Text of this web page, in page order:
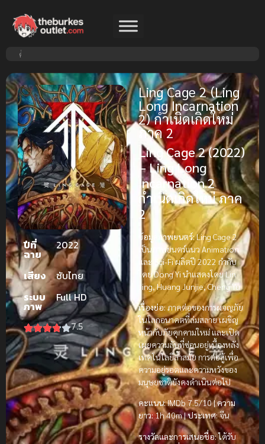
ปีที่
ฉาย
2022
เสียง
ซับไทย
ระบบ
ภาพ
Full HD
7.5
Ling Cage 2 (Ling
Long Incarnation
2) กำเนิดเกิดใหม่
ภาค 2
Ling Cage 2 (2022)
– Ling Long
Incarnation 2
กำเนิดเกิดใหม่ ภาค
2
ข้อมูลภาพยนตร์:Ling Cage 2
เป็นภาพยนตร์แนว Animation
และ Sci-Fi ผลิตปี 2022 กำกับ
โดย Dong Yi นำแสดงโดย Lin
Jing, Huang Junjie, Cheng Yu
เรื่องย่อ:ภาคต่อของการผจญภัย
ในโลกอนาคตที่ล่มสลาย เผชิญ
หน้ากับภัยคุกคามใหม่ และเปิด
เผยความลับที่ซ่อนอยู่เบื้องหลัง
เทคโนโลยีล้ำสมัย การต่อสู้เพื่อ
ความอยู่รอดและความหวังของ
มนุษยชาติยังคงดำเนินต่อไป
คะแนน:IMDb 7.5/10 |ความ
ยาว:1h 40m |ประเทศ:จีน
รางวัลและการเสนอชื่อ:ได้รับ